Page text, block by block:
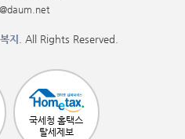
지 . All Rights Reserved.
국세청 홈택스
탈세제보